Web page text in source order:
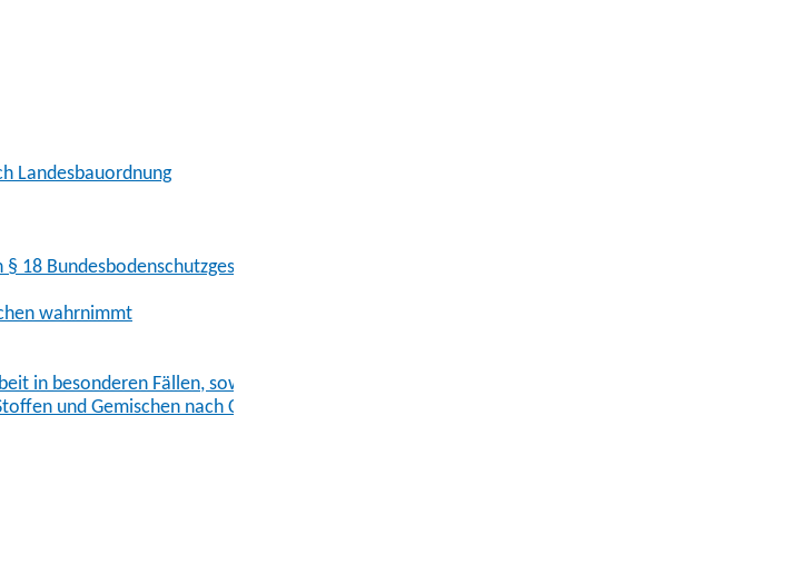
Landesbauordnung
18 Bundesbodenschutzgesetz
wahrnimmt
in besonderen Fällen, sowie der Art der Arbeit und dem Arbeitstempo
und Gemischen nach ChemVerbotsV sowie Änderungsanzeigen bei Wechsel der